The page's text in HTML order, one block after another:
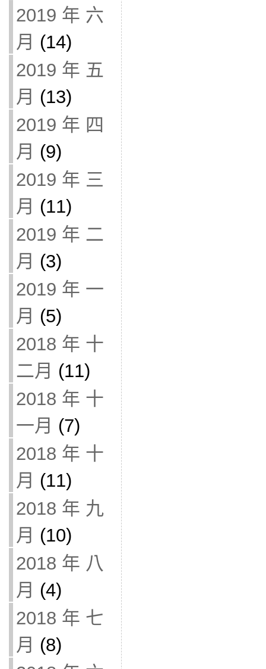
2019 年 六
月 (14)
2019 年 五
月 (13)
2019 年 四
月 (9)
2019 年 三
月 (11)
2019 年 二
月 (3)
2019 年 一
月 (5)
2018 年 十
二月 (11)
2018 年 十
一月 (7)
2018 年 十
月 (11)
2018 年 九
月 (10)
2018 年 八
月 (4)
2018 年 七
月 (8)